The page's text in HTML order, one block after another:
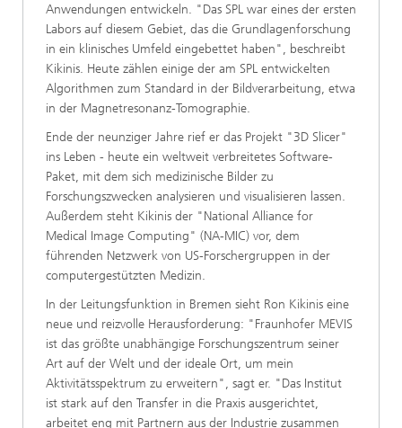
Anwendungen entwickeln. "Das SPL war eines der ersten
Labors auf diesem Gebiet, das die Grundlagenforschung
in ein klinisches Umfeld eingebettet haben", beschreibt
Kikinis. Heute zählen einige der am SPL entwickelten
Algorithmen zum Standard in der Bildverarbeitung, etwa
in der Magnetresonanz-Tomographie.
Ende der neunziger Jahre rief er das Projekt "3D Slicer"
ins Leben - heute ein weltweit verbreitetes Software-
Paket, mit dem sich medizinische Bilder zu
Forschungszwecken analysieren und visualisieren lassen.
Außerdem steht Kikinis der "National Alliance for
Medical Image Computing" (NA-MIC) vor, dem
führenden Netzwerk von US-Forschergruppen in der
computergestützten Medizin.
In der Leitungsfunktion in Bremen sieht Ron Kikinis eine
neue und reizvolle Herausforderung: "Fraunhofer MEVIS
ist das größte unabhängige Forschungszentrum seiner
Art auf der Welt und der ideale Ort, um mein
Aktivitätsspektrum zu erweitern", sagt er. "Das Institut
ist stark auf den Transfer in die Praxis ausgerichtet,
arbeitet eng mit Partnern aus der Industrie zusammen